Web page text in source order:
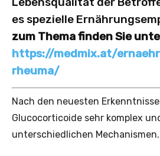
es spezielle
zum Thema finden Sie
https://medmix.at/
rheuma/
Nach den neuesten
Glucocorticoide sehr komplex
unterschiedlichen Mechanismen.